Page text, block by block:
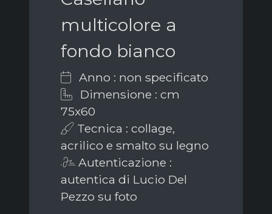
multicolore a
fondo bianco
Anno : non specificato
Dimensione : cm
75x60
Tecnica : collage,
acrilico e smalto su legno
Autenticazione :
autentica di Lucio Del
Pezzo su foto